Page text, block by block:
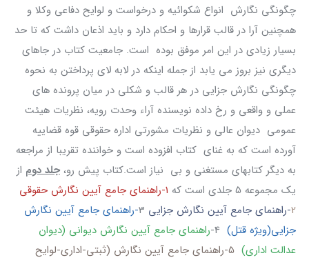
چگونگی نگارش انواع شکوائیه و درخواست و لوایح دفاعی وکلا و
همچنین آرا در قالب قرارها و احکام دارد و باید اذعان داشت که تا حد
بسیار زیادی در این امر موفق بوده است. جامعیت کتاب در جاهای
دیگری نیز بروز می یابد از جمله اینکه در لابه لای پرداختن به نحوه
چگونگی نگارش جزایی در هر قالب و شکلی در میان پرونده های
عملی و واقعی و رخ داده نویسنده آراء وحدت رویه، نظریات هیئت
عمومی دیوان عالی و نظریات مشورتی اداره حقوقی قوه قضاییه
آورده است که به غنای کتاب افزوده است و خواننده تقریبا از مراجعه
به دیگر کتابهای مستغنی و بی نیاز است.کتاب پیش رو، جلد دوم از
یک مجموعه 5 جلدی است که
1-راهنمای جامع آیین نگارش حقوقی
2-راهنمای جامع آیین نگارش جزایی
-راهنمای جامع آیین نگارش
جزایی(ویژه قتل)
راهنمای جامع آیین نگارش دیوانی (دیوان
عدالت اداری)
5-راهنمای جامع آیین نگارش (ثبتی-اداری-لوایح